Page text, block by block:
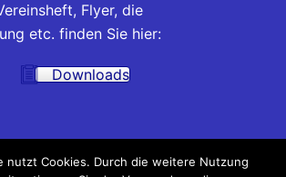
Flyer, die
etc. finden Sie hier:
Downloads
nutzt Cookies. Durch die weitere Nutzung